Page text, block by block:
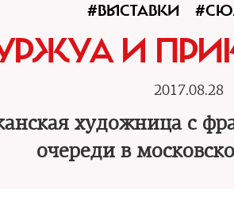
#ВЫСТАВКИ
И
2017.08.28
художница с
очереди в